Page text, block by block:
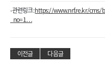
- 관련링크 :https://www.nrf.re.kr/cms/
_no=1…
이전글 다음글